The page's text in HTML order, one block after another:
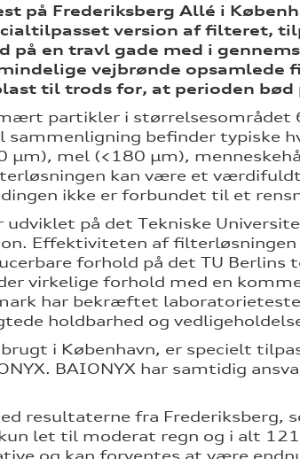
på Frederiksberg Allé i
version af filteret,
på en travl gade med i
vejbrønde opsamlede
til trods for, at perioden
partikler i størrelsesområdet
befinder typiske
mel (<180 µm),
kan være et
ikke er forbundet til et
på det Tekniske
Effektiviteten af
forhold på det TU Berlins
virkelige forhold med en
har bekræftet
holdbarhed og
i København, er specielt
BAIONYX har samtidig
resultaterne fra
let til moderat regn og i alt
og kan forventes at være